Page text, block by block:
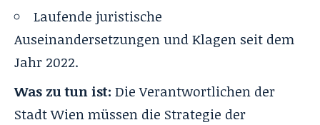
Laufende juristische
Auseinandersetzungen und Klagen seit dem
Jahr 2022.
Was zu tun ist: Die Verantwortlichen der
Stadt Wien müssen die Strategie der